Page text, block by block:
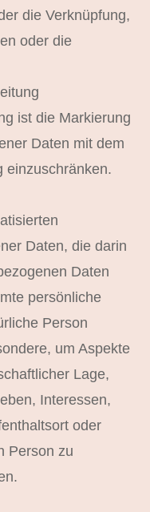
die Verknüpfung,
oder die
ist die Markierung
Daten mit dem
einzuschränken.
Daten, die darin
Daten
persönliche
Person
um Aspekte
Lage,
Interessen,
oder
Person zu